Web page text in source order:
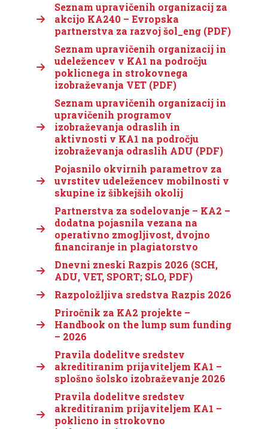
Seznam upravičenih organizacij za
akcijo KA240 – Evropska
partnerstva za razvoj šol_eng (PDF)
Seznam upravičenih organizacij in
udeležencev v KA1 na področju
poklicnega in strokovnega
izobraževanja VET (PDF)
Seznam upravičenih organizacij in
upravičenih programov
izobraževanja odraslih in
aktivnosti v KA1 na področju
izobraževanja odraslih ADU (PDF)
Pojasnilo okvirnih parametrov za
uvrstitev udeležencev mobilnosti v
skupine iz šibkejših okolij
Partnerstva za sodelovanje – KA2 –
dodatna pojasnila vezana na
operativno zmogljivost, dvojno
financiranje in plagiatorstvo
Dnevni zneski Razpis 2026 (SCH,
ADU, VET, SPORT; SLO, PDF)
Razpoložljiva sredstva Razpis 2026
Priročnik za KA2 projekte –
Handbook on the lump sum funding
– 2026
Pravila dodelitve sredstev
akreditiranim prijaviteljem KA1 –
splošno šolsko izobraževanje 2026
Pravila dodelitve sredstev
akreditiranim prijaviteljem KA1 –
poklicno in strokovno